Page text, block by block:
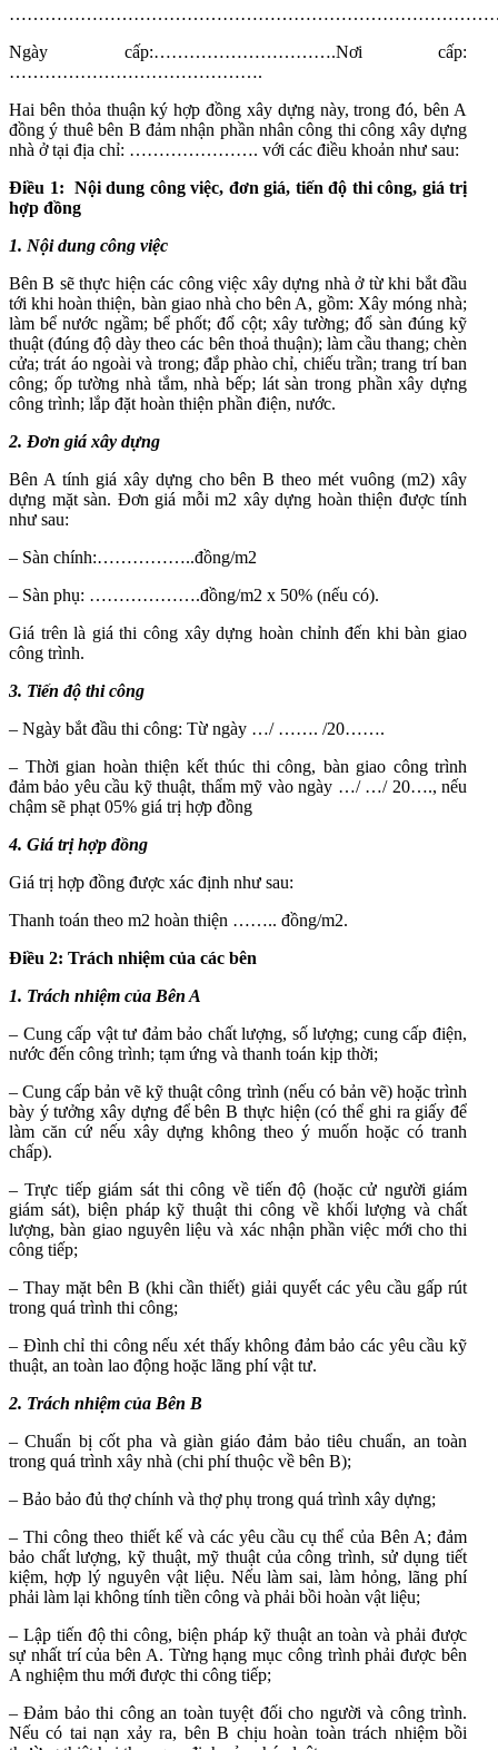
Ngày cấp:………………………….Nơi cấp:
…………………………………….
Hai bên thỏa thuận ký hợp đồng xây dựng này, trong đó, bên A
đồng ý thuê bên B đảm nhận phần nhân công thi công xây dựng
nhà ở tại địa chỉ: …………………. với các điều khoản như sau:
Điều 1: Nội dung công việc, đơn giá, tiến độ thi công, giá trị
hợp đồng
1. Nội dung công việc
Bên B sẽ thực hiện các công việc xây dựng nhà ở từ khi bắt đầu
tới khi hoàn thiện, bàn giao nhà cho bên A, gồm: Xây móng nhà;
làm bể nước ngầm; bể phốt; đổ cột; xây tường; đổ sàn đúng kỹ
thuật (đúng độ dày theo các bên thoả thuận); làm cầu thang; chèn
cửa; trát áo ngoài và trong; đắp phào chỉ, chiếu trần; trang trí ban
công; ốp tường nhà tắm, nhà bếp; lát sàn trong phần xây dựng
công trình; lắp đặt hoàn thiện phần điện, nước.
2. Đơn giá xây dựng
Bên A tính giá xây dựng cho bên B theo mét vuông (m2) xây
dựng mặt sàn. Đơn giá mỗi m2 xây dựng hoàn thiện được tính
như sau:
– Sàn chính:……………..đồng/m2
– Sàn phụ: ……………….đồng/m2 x 50% (nếu có).
Giá trên là giá thi công xây dựng hoàn chỉnh đến khi bàn giao
công trình.
3. Tiến độ thi công
– Ngày bắt đầu thi công: Từ ngày …/ ……. /20…….
– Thời gian hoàn thiện kết thúc thi công, bàn giao công trình
đảm bảo yêu cầu kỹ thuật, thẩm mỹ vào ngày …/ …/ 20…., nếu
chậm sẽ phạt 05% giá trị hợp đồng
4. Giá trị hợp đồng
Giá trị hợp đồng được xác định như sau:
Thanh toán theo m2 hoàn thiện …….. đồng/m2.
Điều 2: Trách nhiệm của các bên
1. Trách nhiệm của Bên A
– Cung cấp vật tư đảm bảo chất lượng, số lượng; cung cấp điện,
nước đến công trình; tạm ứng và thanh toán kịp thời;
– Cung cấp bản vẽ kỹ thuật công trình (nếu có bản vẽ) hoặc trình
bày ý tưởng xây dựng để bên B thực hiện (có thể ghi ra giấy để
làm căn cứ nếu xây dựng không theo ý muốn hoặc có tranh
chấp).
– Trực tiếp giám sát thi công về tiến độ (hoặc cử người giám
giám sát), biện pháp kỹ thuật thi công về khối lượng và chất
lượng, bàn giao nguyên liệu và xác nhận phần việc mới cho thi
công tiếp;
– Thay mặt bên B (khi cần thiết) giải quyết các yêu cầu gấp rút
trong quá trình thi công;
– Đình chỉ thi công nếu xét thấy không đảm bảo các yêu cầu kỹ
thuật, an toàn lao động hoặc lãng phí vật tư.
2. Trách nhiệm của Bên B
– Chuẩn bị cốt pha và giàn giáo đảm bảo tiêu chuẩn, an toàn
trong quá trình xây nhà (chi phí thuộc về bên B);
– Bảo bảo đủ thợ chính và thợ phụ trong quá trình xây dựng;
– Thi công theo thiết kế và các yêu cầu cụ thể của Bên A; đảm
bảo chất lượng, kỹ thuật, mỹ thuật của công trình, sử dụng tiết
kiệm, hợp lý nguyên vật liệu. Nếu làm sai, làm hỏng, lãng phí
phải làm lại không tính tiền công và phải bồi hoàn vật liệu;
– Lập tiến độ thi công, biện pháp kỹ thuật an toàn và phải được
sự nhất trí của bên A. Từng hạng mục công trình phải được bên
A nghiệm thu mới được thi công tiếp;
– Đảm bảo thi công an toàn tuyệt đối cho người và công trình.
Nếu có tai nạn xảy ra, bên B chịu hoàn toàn trách nhiệm bồi